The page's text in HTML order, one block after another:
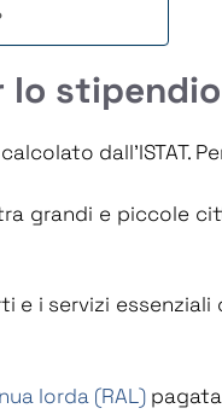
lo
dall’ISTAT.
grandi e piccole
e i servizi
lorda (RAL)